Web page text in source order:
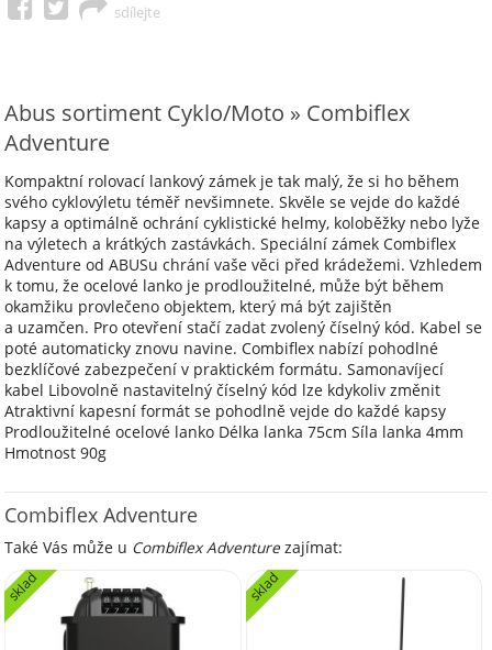
sdílejte
Abus sortiment Cyklo/Moto » Combiflex
Adventure
Kompaktní rolovací lankový zámek je tak malý, že si ho během
svého cyklovýletu téměř nevšimnete. Skvěle se vejde do každé
kapsy a optimálně ochrání cyklistické helmy, koloběžky nebo lyže
na výletech a krátkých zastávkách. Speciální zámek Combiflex
Adventure od ABUSu chrání vaše věci před krádežemi. Vzhledem
k tomu, že ocelové lanko je prodloužitelné, může být během
okamžiku provlečeno objektem, který má být zajištěn
a uzamčen. Pro otevření stačí zadat zvolený číselný kód. Kabel se
poté automaticky znovu navine. Combiflex nabízí pohodlné
bezklíčové zabezpečení v praktickém formátu. Samonavíjecí
kabel Libovolně nastavitelný číselný kód lze kdykoliv změnit
Atraktivní kapesní formát se pohodlně vejde do každé kapsy
Prodloužitelné ocelové lanko Délka lanka 75cm Síla lanka 4mm
Hmotnost 90g
Combiflex Adventure
Také Vás může u Combiflex Adventure zajímat:
sklad sklad